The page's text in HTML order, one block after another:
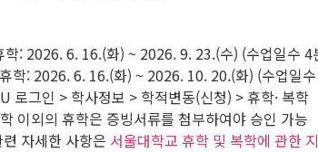
학: 2026. 6. 16.(화) ~ 2026. 9. 23.(수) (수업일수 4
학: 2026. 6. 16.(화) ~ 2026. 10. 20.(화) (수업일
로그인 > 학사정보 > 학적변동(신청) > 휴학· 복학
이외의 휴학은 증빙서류를 첨부하여야 승인 가능
자세한 사항은 서울대학교 휴학 및 복학에 관한